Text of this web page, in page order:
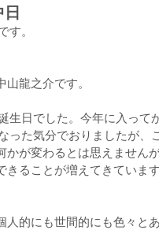
。
龍之介です。
生日でした。今年に入って
った気分でおりましたが
かが変わるとは思えません
きることが増えてきていま
人的にも世間的にも色々と